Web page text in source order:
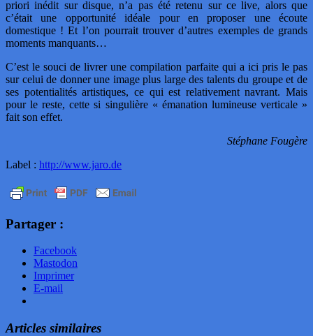
priori inédit sur disque, n’a pas été retenu sur ce live, alors que
c’était une opportunité idéale pour en proposer une écoute
domestique ! Et l’on pourrait trouver d’autres exemples de grands
moments manquants…
C’est le souci de livrer une compilation parfaite qui a ici pris le pas
sur celui de donner une image plus large des talents du groupe et de
ses potentialités artistiques, ce qui est relativement navrant. Mais
pour le reste, cette si singulière « émanation lumineuse verticale »
fait son effet.
Stéphane Fougère
Label : http://www.jaro.de
Partager :
Facebook
Mastodon
Imprimer
E-mail
Articles similaires